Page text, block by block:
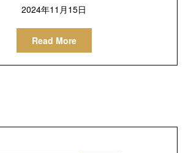
2024年11月15日
Read More